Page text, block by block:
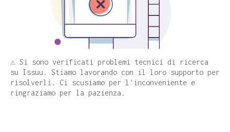
⚠️ Si sono verificati problemi tecnici di ricerca
su Issuu. Stiamo lavorando con il loro supporto per
risolverli. Ci scusiamo per l'inconveniente e
ringraziamo per la pazienza.